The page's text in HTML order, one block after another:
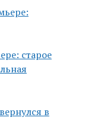
старое